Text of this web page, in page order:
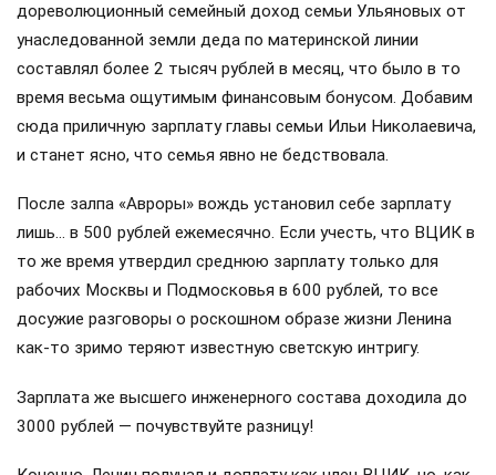
дореволюционный семейный доход семьи Ульяновых от
унаследованной земли деда по материнской линии
составлял более 2 тысяч рублей в месяц, что было в то
время весьма ощутимым финансовым бонусом. Добавим
сюда приличную зарплату главы семьи Ильи Николаевича,
и станет ясно, что семья явно не бедствовала.
После залпа «Авроры» вождь установил себе зарплату
лишь… в 500 рублей ежемесячно. Если учесть, что ВЦИК в
то же время утвердил среднюю зарплату только для
рабочих Москвы и Подмосковья в 600 рублей, то все
досужие разговоры о роскошном образе жизни Ленина
как-то зримо теряют известную светскую интригу.
Зарплата же высшего инженерного состава доходила до
3000 рублей — почувствуйте разницу!